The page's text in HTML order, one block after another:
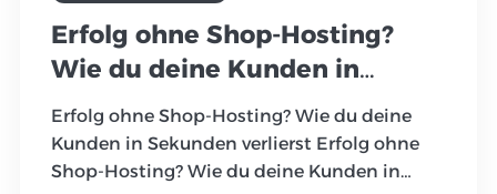
Erfolg ohne Shop-Hosting?
Wie du deine Kunden in
Sekunden verlierst
Erfolg ohne Shop-Hosting? Wie du deine
Kunden in Sekunden verlierst Erfolg ohne
Shop-Hosting? Wie du deine Kunden in